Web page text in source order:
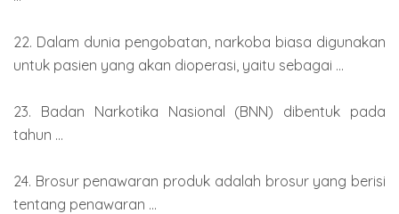
22. Dalam dunia pengobatan, narkoba biasa digunakan
untuk pasien yang akan dioperasi, yaitu sebagai ...
23. Badan Narkotika Nasional (BNN) dibentuk pada
tahun ...
24. Brosur penawaran produk adalah brosur yang berisi
tentang penawaran ...